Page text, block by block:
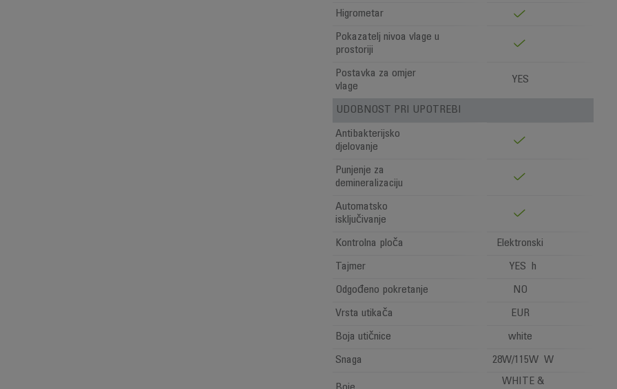
Higrometar
Pokazatelj nivoa vlage u
prostoriji
Postavka za omjer
vlage
YES
UDOBNOST PRI UPOTREBI
Antibakterijsko
djelovanje
Punjenje za
demineralizaciju
Automatsko
isključivanje
Kontrolna ploča Elektronski
Tajmer YES h
Odgođeno pokretanje NO
Vrsta utikača EUR
Boja utičnice white
Snaga 28W/115W W
WHITE &